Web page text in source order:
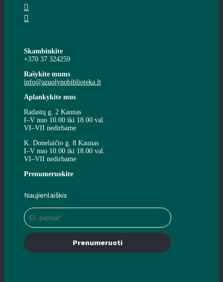
Skambinkite
+370 37 324259
Rašykite mums
info@azuolynobiblioteka.lt
Aplankykite mus
Radastų g. 2 Kaunas
I–V nuo 10.00 iki 18.00 val.
VI–VII nedirbame
K. Donelaičio g. 8 Kaunas
I–V nuo 10.00 iki 18.00 val.
VI–VII nedirbame
Prenumeruokite
Naujienlaiškis
Prenumeruoti